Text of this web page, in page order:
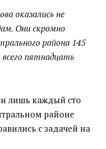
оказались не
Они скромно
района 145
пятнадцать
лишь каждый сто
районе
с задачей на